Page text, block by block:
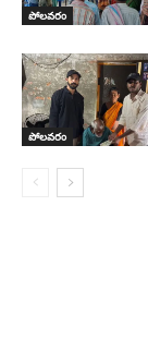
పోలవరం
పోలవరం